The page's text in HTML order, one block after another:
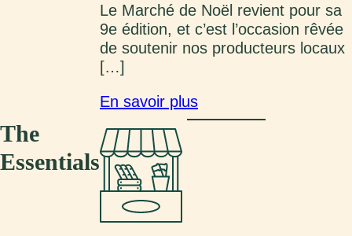
The
Essentials
Le Marché de Noël revient pour sa
9e édition, et c’est l’occasion rêvée
de soutenir nos producteurs locaux
[…]
En savoir plus